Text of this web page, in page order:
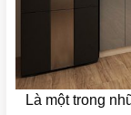
Là một trong